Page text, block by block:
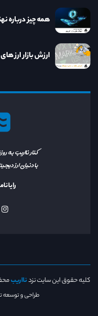
کنار نااریب
با دنیای ارز
همه چیز درباره
ارزش بازار ارز
کلیه حقوق این سایت نزدنااریب
طراحی و